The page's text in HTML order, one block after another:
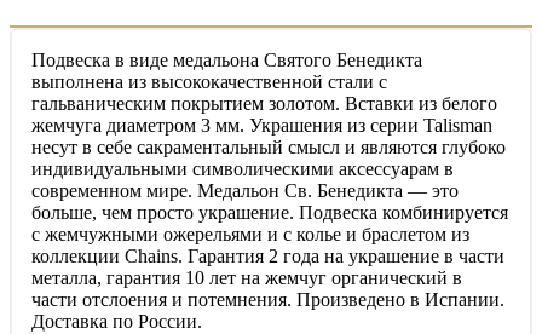
Подвеска в виде медальона Святого Бенедикта
выполнена из высококачественной стали с
гальваническим покрытием золотом. Вставки из белого
жемчуга диаметром 3 мм. Украшения из серии Talisman
несут в себе сакраментальный смысл и являются глубоко
индивидуальными символическими аксессуарам в
современном мире. Медальон Св. Бенедикта — это
больше, чем просто украшение. Подвеска комбинируется
с жемчужными ожерельями и с колье и браслетом из
коллекции Chains. Гарантия 2 года на украшение в части
металла, гарантия 10 лет на жемчуг органический в
части отслоения и потемнения. Произведено в Испании.
Доставка по России.